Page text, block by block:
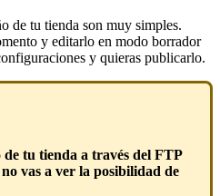
de tu tienda son muy simples.
y editarlo en modo borrador
y quieras publicarlo.
de tu tienda a través del FTP
vas a ver la posibilidad de